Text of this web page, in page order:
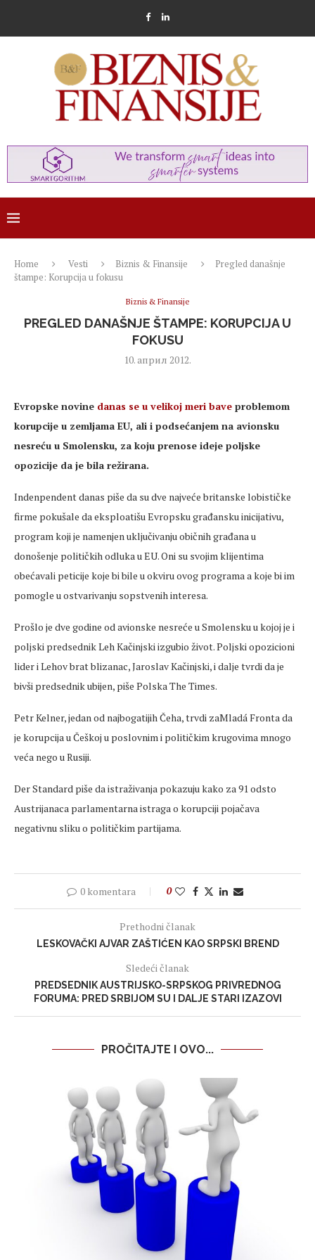
Home Vesti Biznis & Finansije
Pregled današnje
štampe: Korupcija u fokusu
Biznis & Finansije
PREGLED DANAŠNJE ŠTAMPE: KORUPCIJA U
FOKUSU
10. април 2012.
Evropske novine danas se u velikoj meri bave problemom
korupcije u zemljama EU, ali i podsećanjem na avionsku
nesreću u Smolensku, za koju prenose ideje poljske
opozicije da je bila režirana.
Indenpendent danas piše da su dve najveće britanske lobističke
firme pokušale da eksploatišu Evropsku građansku inicijativu,
program koji je namenjen uključivanju običnih građana u
donošenje političkih odluka u EU. Oni su svojim klijentima
obećavali peticije koje bi bile u okviru ovog programa a koje bi im
pomogle u ostvarivanju sopstvenih interesa.
Prošlo je dve godine od avionske nesreće u Smolensku u kojoj je i
poljski predsednik Leh Kačinjski izgubio život. Poljski opozicioni
lider i Lehov brat blizanac, Jaroslav Kačinjski, i dalje tvrdi da je
bivši predsednik ubijen, piše Polska The Times.
Petr Kelner, jedan od najbogatijih Čeha, trvdi zaMladá Fronta da
je korupcija u Češkoj u poslovnim i političkim krugovima mnogo
veća nego u Rusiji.
Der Standard piše da istraživanja pokazuju kako za 91 odsto
Austrijanaca parlamentarna istraga o korupciji pojačava
negativnu sliku o političkim partijama.
0 komentara 0
Prethodni članak
LESKOVAČKI AJVAR ZAŠTIĆEN KAO SRPSKI BREND
Sledeći članak
PREDSEDNIK AUSTRIJSKO-SRPSKOG PRIVREDNOG
FORUMA: PRED SRBIJOM SU I DALJE STARI IZAZOVI
PROČITAJTE I OVO...